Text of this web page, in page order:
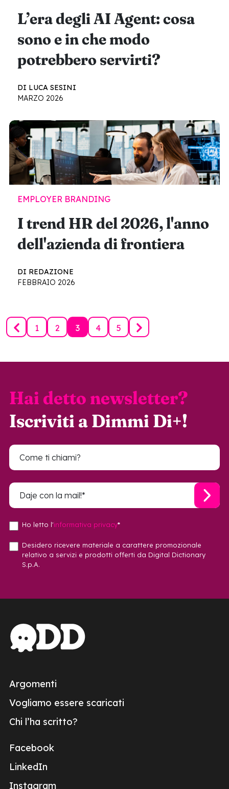
L’era degli AI Agent: cosa
sono e in che modo
potrebbero servirti?
DI LUCA SESINI
MARZO 2026
EMPLOYER BRANDING
I trend HR del 2026, l'anno
dell'azienda di frontiera
DI REDAZIONE
FEBBRAIO 2026
1 2 3 4 5
Hai detto newsletter?
Iscriviti a Dimmi Di+!
Ho letto l'informativa privacy*
Desidero ricevere materiale a carattere promozionale
relativo a servizi e prodotti offerti da Digital Dictionary
S.p.A.
Argomenti
Vogliamo essere scaricati
Chi l’ha scritto?
Facebook
LinkedIn
Instagram